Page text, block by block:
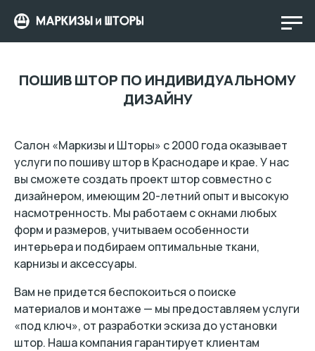
ПОШИВ ШТОР ПО ИНДИВИДУАЛЬНОМУ
ДИЗАЙНУ
Салон «Маркизы и Шторы» с 2000 года оказывает
услуги по пошиву штор в Краснодаре и крае. У нас
вы сможете создать проект штор совместно с
дизайнером, имеющим 20-летний опыт и высокую
насмотренность. Мы работаем с окнами любых
форм и размеров, учитываем особенности
интерьера и подбираем оптимальные ткани,
карнизы и аксессуары.
Вам не придется беспокоиться о поиске
материалов и монтаже — мы предоставляем услуги
«под ключ», от разработки эскиза до установки
штор. Наша компания гарантирует клиентам